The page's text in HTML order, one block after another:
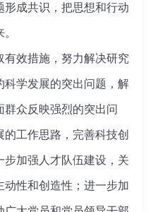
成共识，把思想和行动
效措施，努力解决研究
科学发展的突出问题，解
众反映强烈的突出问
工作思路，完善科技创
步加强人才队伍建设，关
性和创造性；进一步加